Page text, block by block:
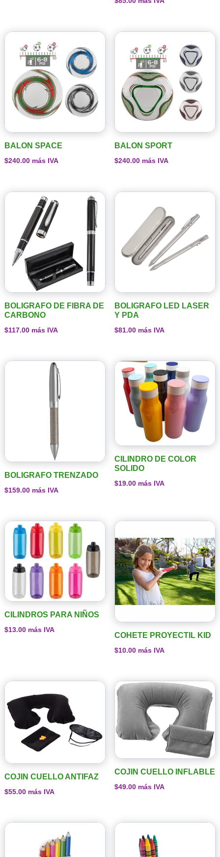
BALON SPACE
$240.00más IVA
BALON SPORT
$240.00más IVA
BOLIGRAFO DE FIBRA DE
CARBONO
$117.00más IVA
BOLIGRAFO LED LASER
Y PDA
$81.00más IVA
BOLIGRAFO TRENZADO
$159.00más IVA
CILINDRO DE COLOR
SOLIDO
$19.00más IVA
CILINDROS PARA NIÑOS
$13.00más IVA
COHETE PROYECTIL KID
$10.00más IVA
COJIN CUELLO ANTIFAZ
$55.00más IVA
COJIN CUELLO INFLABLE
$49.00más IVA